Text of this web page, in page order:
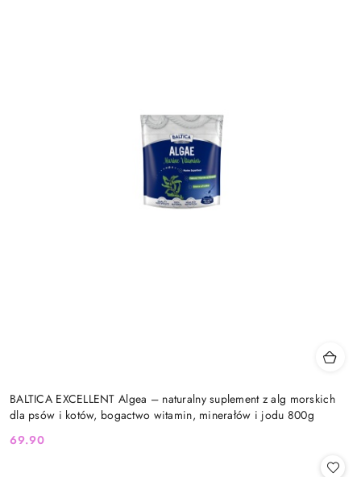
BALTICA EXCELLENT Algea – naturalny suplement z alg morskich
dla psów i kotów, bogactwo witamin, minerałów i jodu 800g
Cena:
69.90